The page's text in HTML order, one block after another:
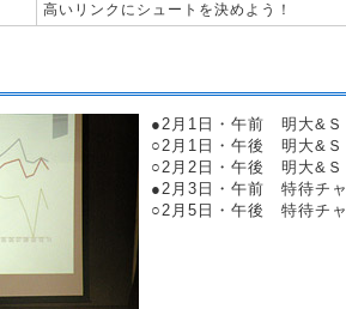
高いリンクにシュートを決めよう！
●2月1日・午前 明大&
○2月1日・午後 明大&
○2月2日・午後 明大&
●2月3日・午前 特待チ
○2月5日・午後 特待チ